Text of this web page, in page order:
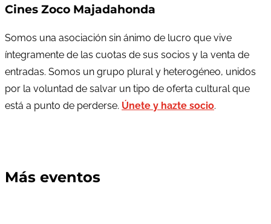
Cines Zoco Majadahonda
Somos una asociación sin ánimo de lucro que vive
íntegramente de las cuotas de sus socios y la venta de
entradas. Somos un grupo plural y heterogéneo, unidos
por la voluntad de salvar un tipo de oferta cultural que
está a punto de perderse. Únete y hazte socio.
Más eventos